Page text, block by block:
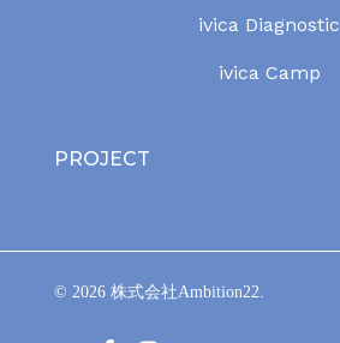
ivica Diagnostic
ivica Camp
PROJECT
© 2026 株式会社Ambition22.